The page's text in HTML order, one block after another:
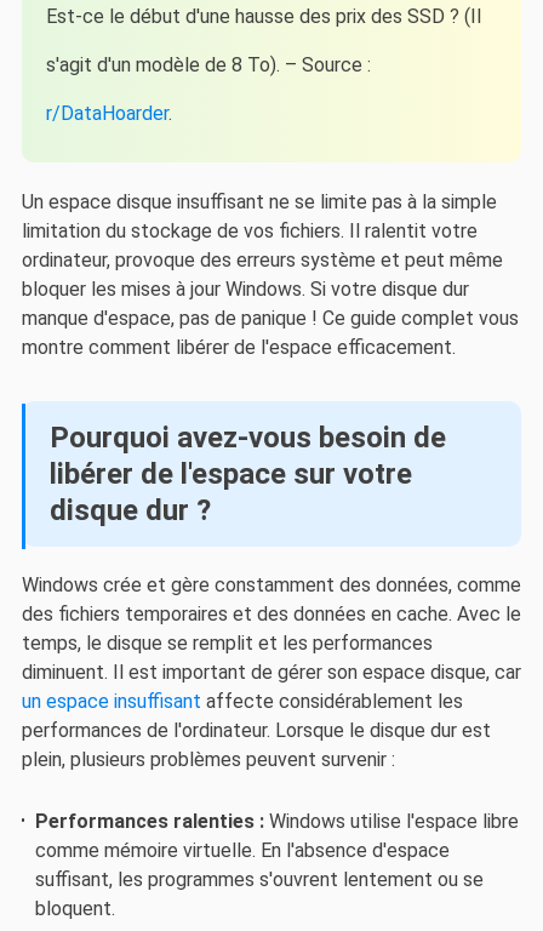
Est-ce le début d'une hausse des prix des SSD ? (Il
s'agit d'un modèle de 8 To). – Source :
r/DataHoarder.
Un espace disque insuffisant ne se limite pas à la simple
limitation du stockage de vos fichiers. Il ralentit votre
ordinateur, provoque des erreurs système et peut même
bloquer les mises à jour Windows. Si votre disque dur
manque d'espace, pas de panique ! Ce guide complet vous
montre comment libérer de l'espace efficacement.
Pourquoi avez-vous besoin de
libérer de l'espace sur votre
disque dur ?
Windows crée et gère constamment des données, comme
des fichiers temporaires et des données en cache. Avec le
temps, le disque se remplit et les performances
diminuent. Il est important de gérer son espace disque, car
un espace insuffisant affecte considérablement les
performances de l'ordinateur. Lorsque le disque dur est
plein, plusieurs problèmes peuvent survenir :
Performances ralenties : Windows utilise l'espace libre
comme mémoire virtuelle. En l'absence d'espace
suffisant, les programmes s'ouvrent lentement ou se
bloquent.